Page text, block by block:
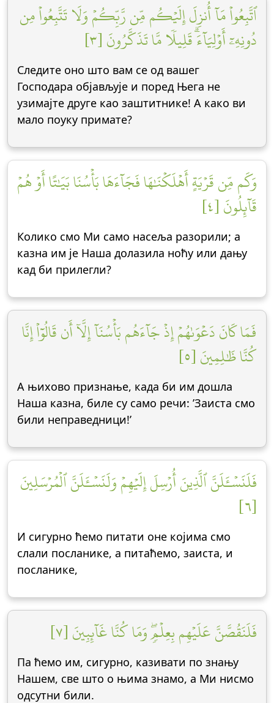
ٱتَّبِعُواْ مَآ أُنزِلَ إِلَيۡكُم مِّن رَّبِّكُمۡ وَلَا تَتَّبِعُواْ مِن
دُونِهِۦٓ أَوۡلِيَآءَۗ قَلِيلٗا مَّا تَذَكَّرُونَ [٣]
Следите оно што вам се од вашег
Господара објављује и поред Њега не
узимајте друге као заштитнике! А како ви
мало поуку примате?
وَكَم مِّن قَرۡيَةٍ أَهۡلَكۡنَٰهَا فَجَآءَهَا بَأۡسُنَا بَيَٰتًا أَوۡ هُمۡ
قَآئِلُونَ [٤]
Колико смо Ми само насеља разорили; а
казна им је Наша долазила ноћу или дању
кад би прилегли?
فَمَا كَانَ دَعۡوَىٰهُمۡ إِذۡ جَآءَهُم بَأۡسُنَآ إِلَّآ أَن قَالُوٓاْ إِنَّا
كُنَّا ظَٰلِمِينَ [٥]
А њихово признање, када би им дошла
Наша казна, биле су само речи: ’Заиста смо
били неправедници!’
فَلَنَسۡـَٔلَنَّ ٱلَّذِينَ أُرۡسِلَ إِلَيۡهِمۡ وَلَنَسۡـَٔلَنَّ ٱلۡمُرۡسَلِينَ
[٦]
И сигурно ћемо питати оне којима смо
слали посланике, а питаћемо, заиста, и
посланике,
فَلَنَقُصَّنَّ عَلَيۡهِم بِعِلۡمٖۖ وَمَا كُنَّا غَآئِبِينَ [٧]
Па ћемо им, сигурно, казивати по знању
Нашем, све што о њима знамо, а Ми нисмо
одсутни били.